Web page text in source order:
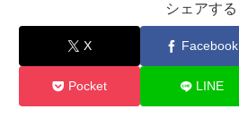
シェアする
X Facebook
Pocket LINE